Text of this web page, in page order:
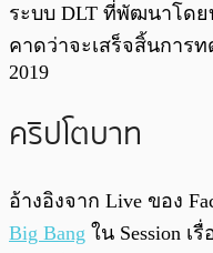
ระบบ DLT ที่พัฒนาโดย
คาดว่าจะเสร็จสิ้นการ
2019
คริปโตบาท
อ้างอิงจาก Live ของ
Big Bang ใน Session เ